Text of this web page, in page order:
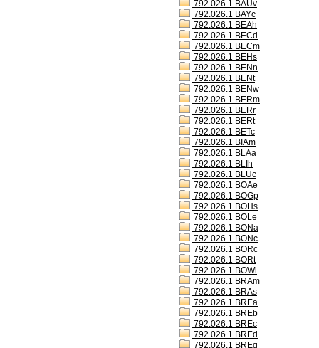
792.026.1 BAUv
792.026.1 BAYc
792.026.1 BEAh
792.026.1 BECd
792.026.1 BECm
792.026.1 BEHs
792.026.1 BENn
792.026.1 BENt
792.026.1 BENw
792.026.1 BERm
792.026.1 BERr
792.026.1 BERt
792.026.1 BETc
792.026.1 BIAm
792.026.1 BLAa
792.026.1 BLIh
792.026.1 BLUc
792.026.1 BOAe
792.026.1 BOGp
792.026.1 BOHs
792.026.1 BOLe
792.026.1 BONa
792.026.1 BONc
792.026.1 BORc
792.026.1 BORt
792.026.1 BOWl
792.026.1 BRAm
792.026.1 BRAs
792.026.1 BREa
792.026.1 BREb
792.026.1 BREc
792.026.1 BREd
792.026.1 BREg